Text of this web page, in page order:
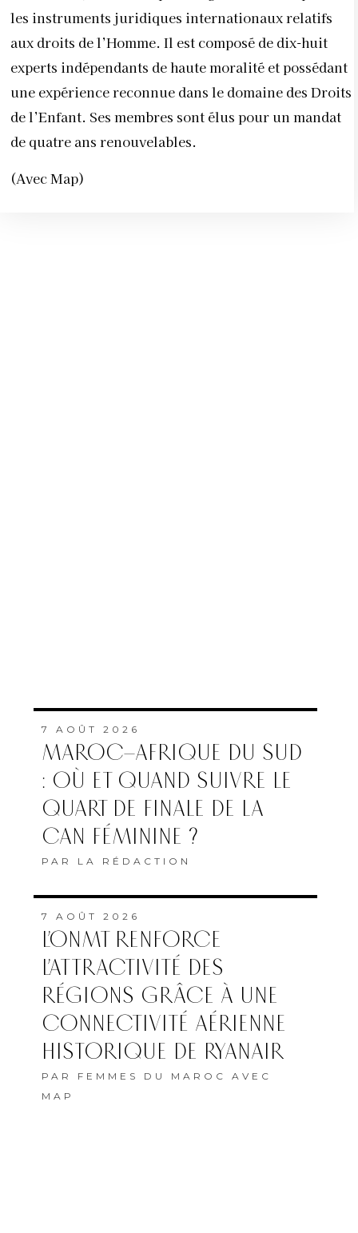
les instruments juridiques internationaux relatifs
aux droits de l’Homme. Il est composé de dix-huit
experts indépendants de haute moralité et possédant
une expérience reconnue dans le domaine des Droits
de l’Enfant. Ses membres sont élus pour un mandat
de quatre ans renouvelables.
(Avec Map)
7 AOÛT 2026
MAROC–AFRIQUE DU SUD
: OÙ ET QUAND SUIVRE LE
QUART DE FINALE DE LA
CAN FÉMININE ?
PAR LA RÉDACTION
7 AOÛT 2026
L’ONMT RENFORCE
L’ATTRACTIVITÉ DES
RÉGIONS GRÂCE À UNE
CONNECTIVITÉ AÉRIENNE
HISTORIQUE DE RYANAIR
PAR FEMMES DU MAROC AVEC
MAP